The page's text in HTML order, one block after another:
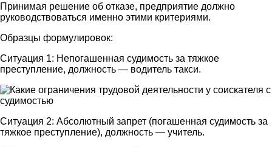
Принимая решение об отказе, предприятие должно
руководствоваться именно этими критериями.
Образцы формулировок:
Ситуация 1: Непогашенная судимость за тяжкое
преступление, должность — водитель такси.
Ситуация 2: Абсолютный запрет (погашенная судимость за
тяжкое преступление), должность — учитель.